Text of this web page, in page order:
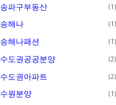
송파구부동산 1
송해나 1
송해나패션 1
수도권공공분양 2
수도권아파트 2
수원분양 1